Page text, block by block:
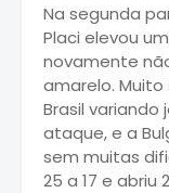
Na segunda
Placi elevou
novamente
amarelo.
Brasil
ataque, e a
sem muitas
25 a 17 e abriu